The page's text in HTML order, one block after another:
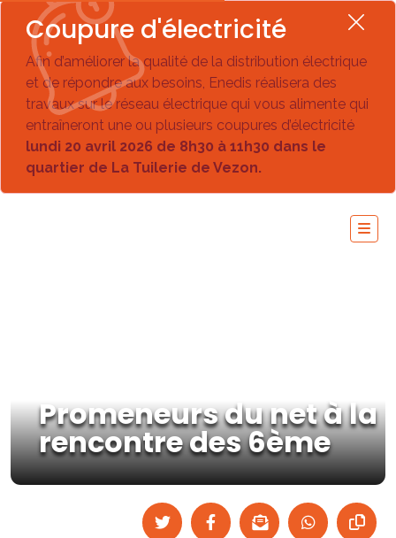
Coupure d'électricité
Afin d’améliorer la qualité de la distribution électrique
et de répondre aux besoins, Enedis réalisera des
travaux sur le réseau électrique qui vous alimente qui
entraîneront une ou plusieurs coupures d’électricité
lundi 20 avril 2026 de 8h30 à 11h30 dans le
quartier de La Tuilerie de Vezon.
Promeneurs du net à la
rencontre des 6ème